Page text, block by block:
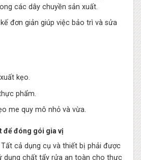
các dây chuyền sản xuất.
đơn giản giúp việc bảo trì và sửa
kẹo.
phẩm.
me quy mô nhỏ và vừa.
để đóng gói gia vị
Tất cả dụng cụ và thiết bị phải được
dụng chất tẩy rửa an toàn cho thực